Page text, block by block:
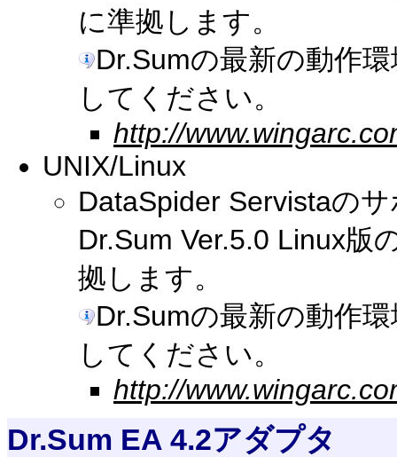
に準拠します。
Dr.Sumの最新の動作
してください。
http://
UNIX/Linux
DataSpider Servistaの
Dr.Sum Ver.5.0 Linux版
拠します。
Dr.Sumの最新の動作
してください。
http://
Dr.Sum EA 4.2アダプタ